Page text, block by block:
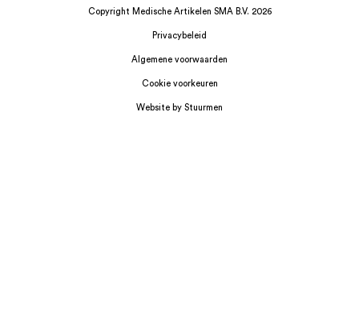
Copyright Medische Artikelen SMA B.V. 2026
Privacybeleid
Algemene voorwaarden
Cookie voorkeuren
Website by Stuurmen